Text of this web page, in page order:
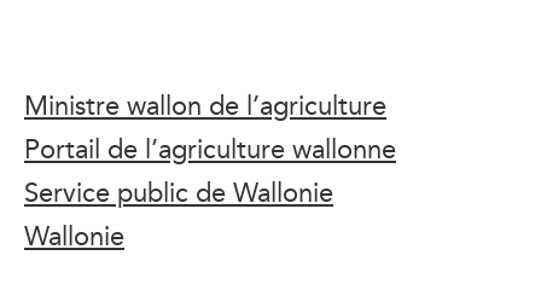
Ministre wallon de l’agriculture
Portail de l’agriculture wallonne
Service public de Wallonie
Wallonie